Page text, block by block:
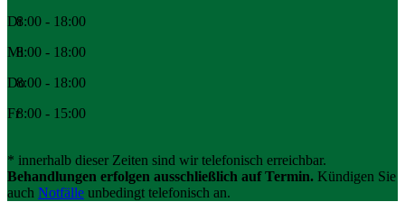
Di8:00 - 18:00
Mi8:00 - 18:00
Do8:00 - 18:00
Fr8:00 - 15:00
* innerhalb dieser Zeiten sind wir telefonisch erreichbar.
Behandlungen erfolgen ausschließlich auf Termin. Kündigen Sie
auch Notfälle unbedingt telefonisch an.